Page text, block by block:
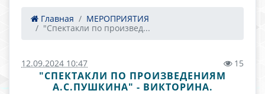
Главная
МЕРОПРИЯТИЯ
"Спектакли по произвед...
12.09.2024 10:47 15
"СПЕКТАКЛИ ПО ПРОИЗВЕДЕНИЯМ
А.С.ПУШКИНА" - ВИКТОРИНА.